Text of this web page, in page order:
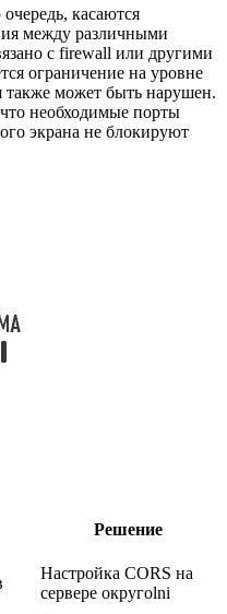
касаются
между различными
с firewall или другими
ограничение на уровне
также может быть нарушен.
необходимые порты
экрана не блокируют
Решение
Настройка CORS на
сервере округolni